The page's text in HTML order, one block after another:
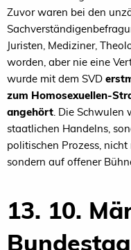
Zuvor waren bei den
Juristen, Mediziner,
worden, aber nie eine
wurde mit dem SVD
zum Homosexuellen-
angehört. Die Schwulen
staatlichen Handelns,
politischen Prozess,
sondern auf offener
13. 10.